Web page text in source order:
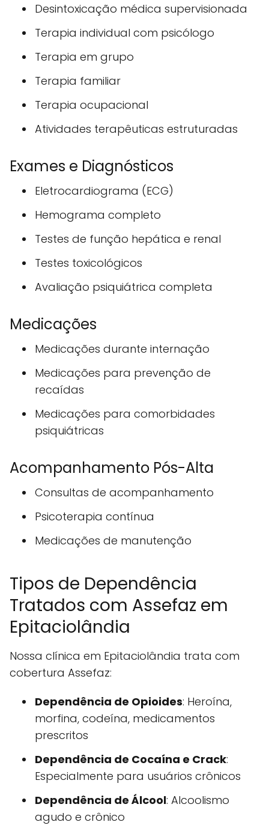
Desintoxicação médica supervisionada
Terapia individual com psicólogo
Terapia em grupo
Terapia familiar
Terapia ocupacional
Atividades terapêuticas estruturadas
Exames e Diagnósticos
Eletrocardiograma (ECG)
Hemograma completo
Testes de função hepática e renal
Testes toxicológicos
Avaliação psiquiátrica completa
Medicações
Medicações durante internação
Medicações para prevenção de
recaídas
Medicações para comorbidades
psiquiátricas
Acompanhamento Pós-Alta
Consultas de acompanhamento
Psicoterapia contínua
Medicações de manutenção
Tipos de Dependência
Tratados com Assefaz em
Epitaciolândia
Nossa clínica em Epitaciolândia trata com
cobertura Assefaz:
Dependência de Opioides: Heroína,
morfina, codeína, medicamentos
prescritos
Dependência de Cocaína e Crack:
Especialmente para usuários crônicos
Dependência de Álcool: Alcoolismo
agudo e crônico